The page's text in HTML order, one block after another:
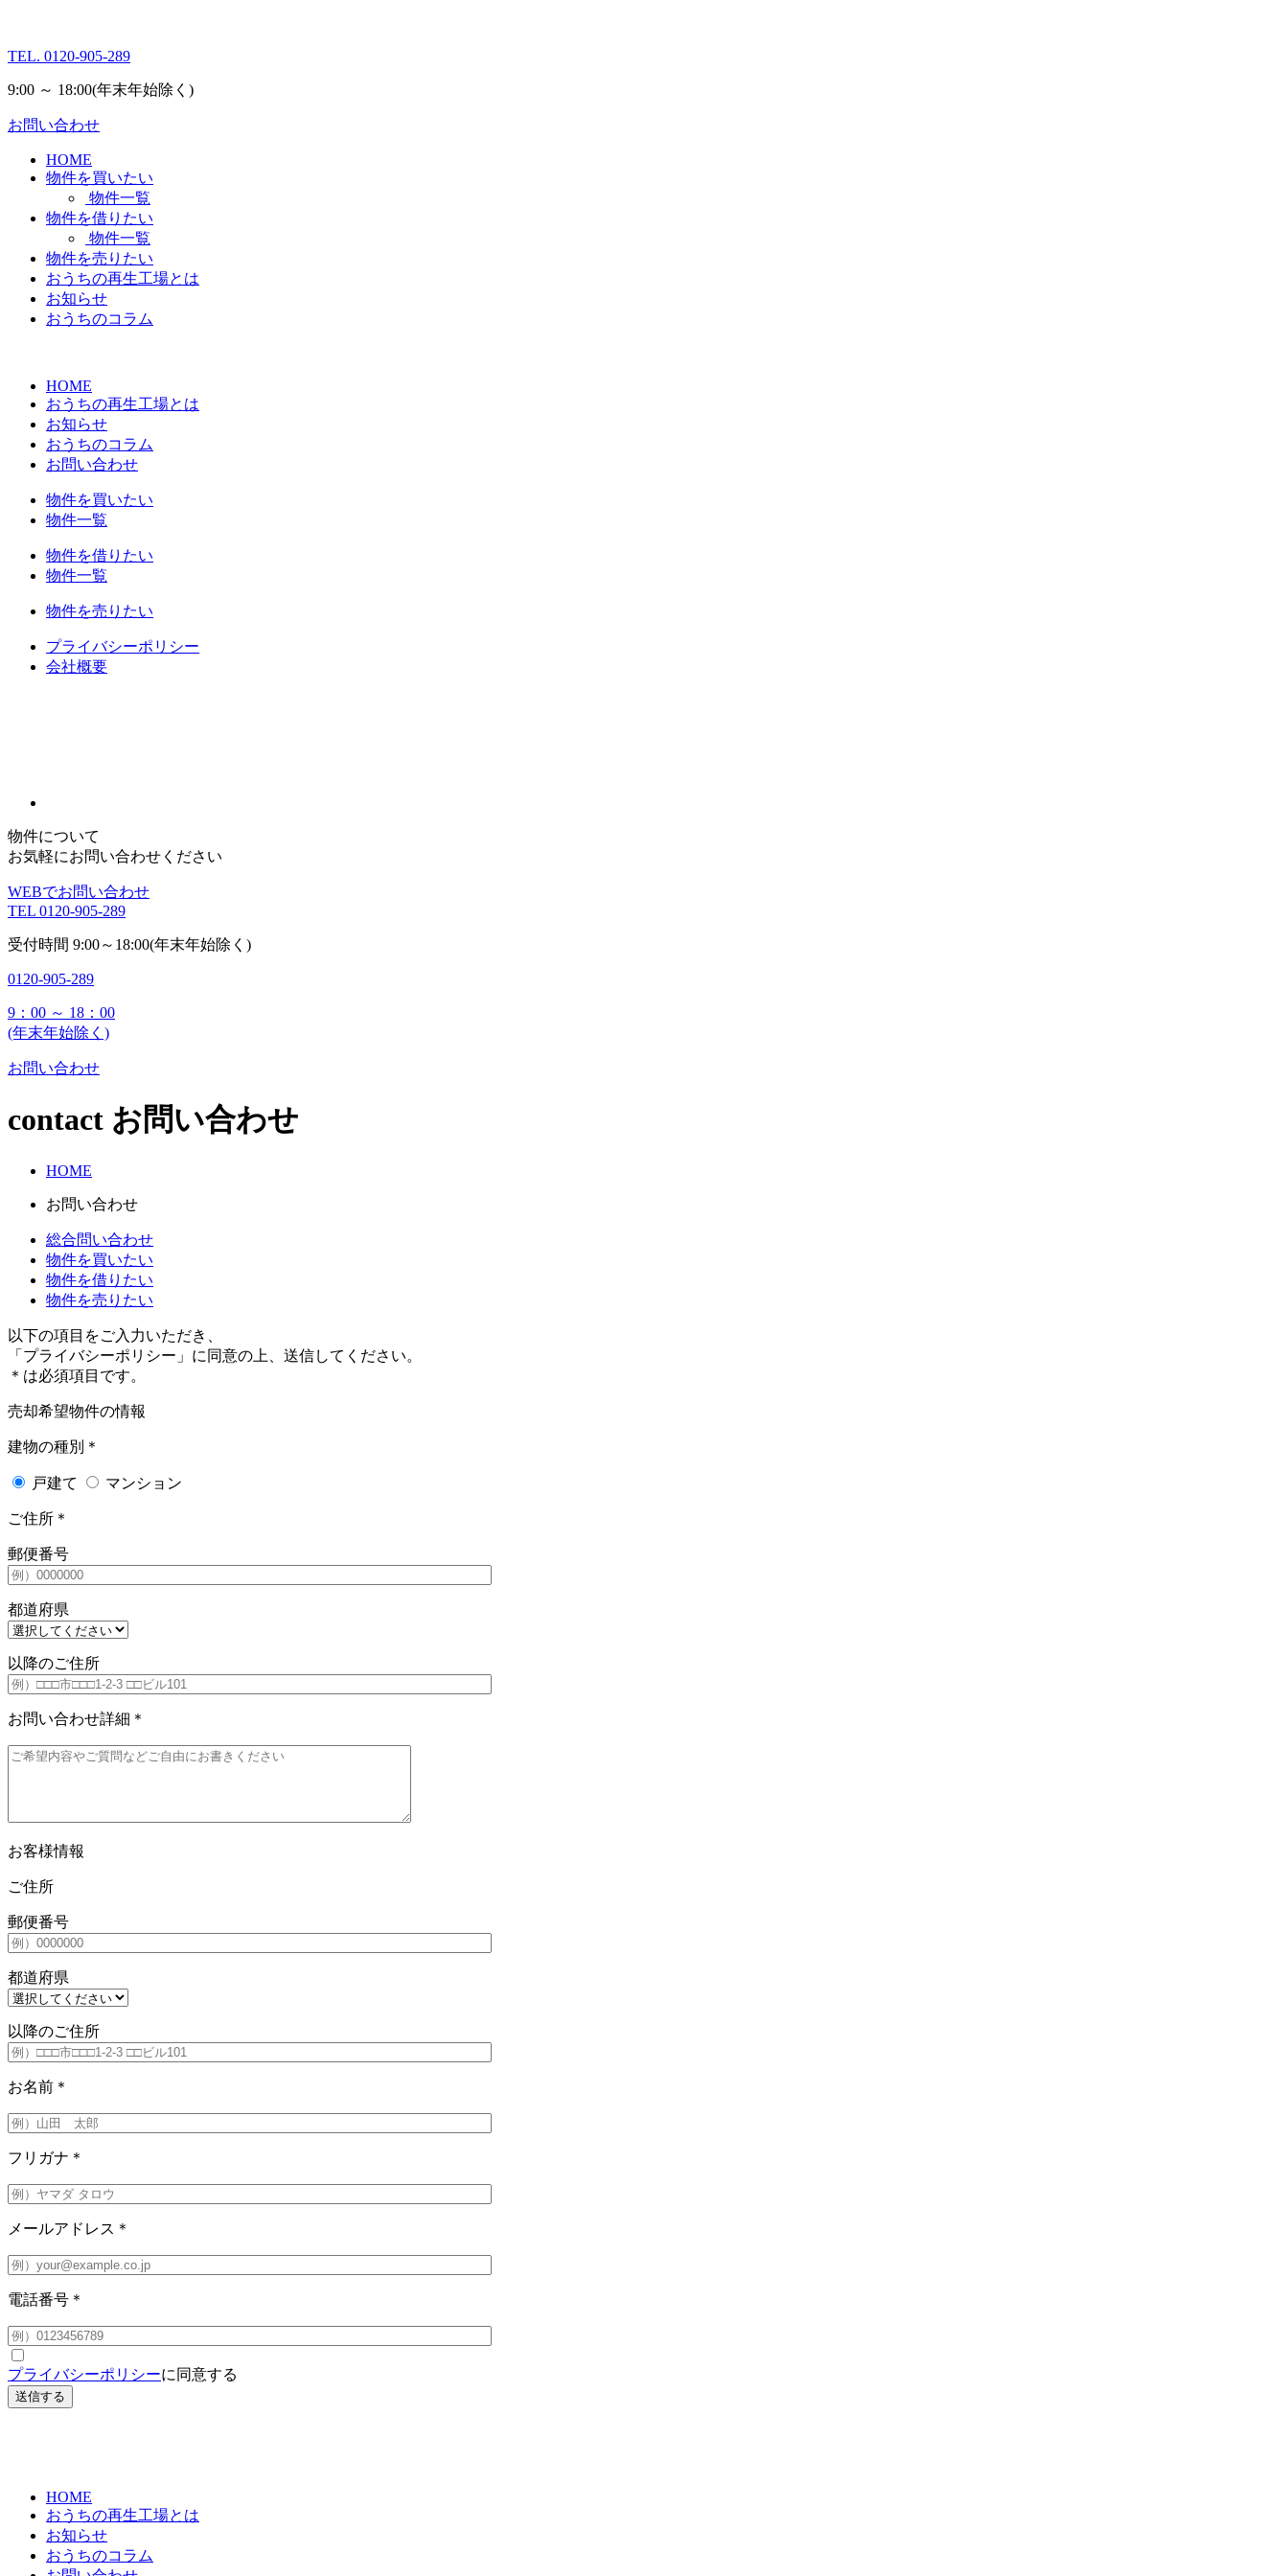
TEL. 0120-905-289
9:00 ～ 18:00(年末年始除く)
お問い合わせ
HOME
物件を買いたい
物件一覧
物件を借りたい
物件一覧
物件を売りたい
おうちの再生工場とは
お知らせ
おうちのコラム
HOME
おうちの再生工場とは
お知らせ
おうちのコラム
お問い合わせ
物件を買いたい
物件一覧
物件を借りたい
物件一覧
物件を売りたい
プライバシーポリシー
会社概要
物件について
お気軽にお問い合わせください
WEBでお問い合わせ
TEL 0120-905-289
受付時間 9:00～18:00(年末年始除く)
0120-905-289
9：00 ～ 18：00
(年末年始除く)
お問い合わせ
contact お問い合わせ
HOME
お問い合わせ
総合問い合わせ
物件を買いたい
物件を借りたい
物件を売りたい
以下の項目をご入力いただき、
「プライバシーポリシー」に同意の上、送信してください。
＊ は必須項目です。
売却希望物件の情報
建物の種別 ＊
戸建て マンション
ご住所 ＊
郵便番号
都道府県
以降のご住所
お問い合わせ詳細 ＊
お客様情報
ご住所
郵便番号
都道府県
以降のご住所
お名前 ＊
フリガナ ＊
メールアドレス ＊
電話番号 ＊
プライバシーポリシーに同意する
HOME
おうちの再生工場とは
お知らせ
おうちのコラム